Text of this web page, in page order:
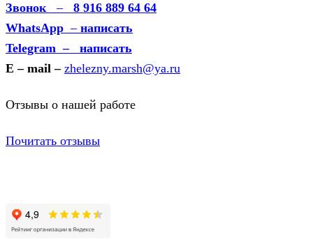
Звонок – 8 916 889 64 64
WhatsApp –написать
Telegram – написать
E – mail – zhelezny.marsh@ya.ru
Отзывы о нашей работе
Почитать отзывы